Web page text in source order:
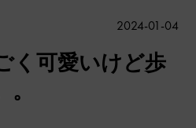
く可愛いけど歩
公
2024-01-04